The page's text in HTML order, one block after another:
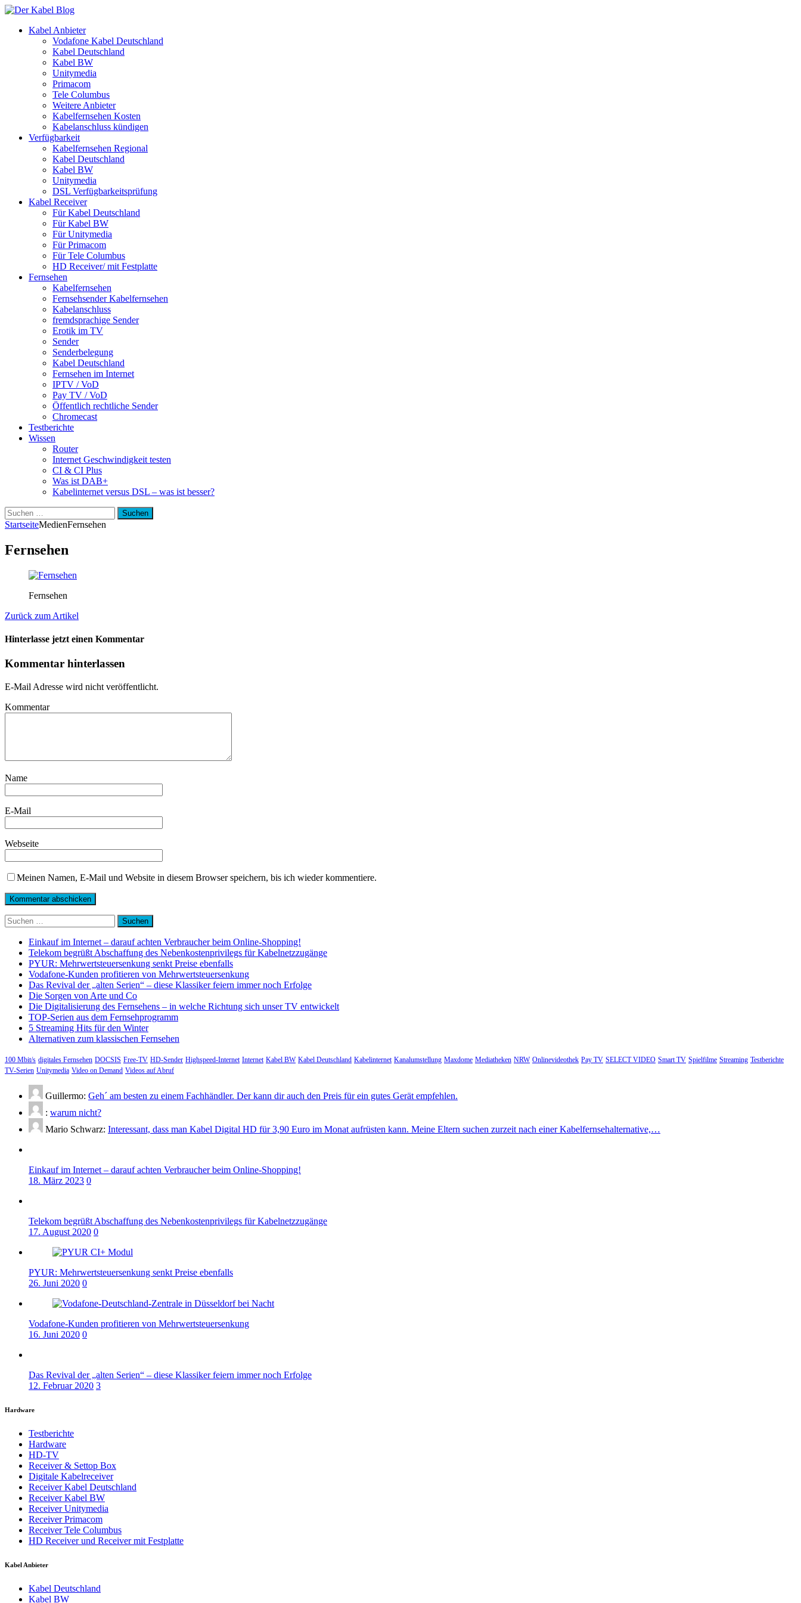
Kabel Anbieter
Vodafone Kabel Deutschland
Kabel Deutschland
Kabel BW
Unitymedia
Primacom
Tele Columbus
Weitere Anbieter
Kabelfernsehen Kosten
Kabelanschluss kündigen
Verfügbarkeit
Kabelfernsehen Regional
Kabel Deutschland
Kabel BW
Unitymedia
DSL Verfügbarkeitsprüfung
Kabel Receiver
Für Kabel Deutschland
Für Kabel BW
Für Unitymedia
Für Primacom
Für Tele Columbus
HD Receiver/ mit Festplatte
Fernsehen
Kabelfernsehen
Fernsehsender Kabelfernsehen
Kabelanschluss
fremdsprachige Sender
Erotik im TV
Sender
Senderbelegung
Kabel Deutschland
Fernsehen im Internet
IPTV / VoD
Pay TV / VoD
Öffentlich rechtliche Sender
Chromecast
Testberichte
Wissen
Router
Internet Geschwindigkeit testen
CI & CI Plus
Was ist DAB+
Kabelinternet versus DSL – was ist besser?
Suchen
nach:
StartseiteMedienFernsehen
Fernsehen
Fernsehen
Zurück zum Artikel
Hinterlasse jetzt einen Kommentar
Kommentar hinterlassen
E-Mail Adresse wird nicht veröffentlicht.
Kommentar
Name
E-Mail
Webseite
Meinen Namen, E-Mail und Website in diesem Browser speichern, bis ich wieder kommentiere.
Suchen
nach:
Einkauf im Internet – darauf achten Verbraucher beim Online-Shopping!
Telekom begrüßt Abschaffung des Nebenkostenprivilegs für Kabelnetzzugänge
PYUR: Mehrwertsteuersenkung senkt Preise ebenfalls
Vodafone-Kunden profitieren von Mehrwertsteuersenkung
Das Revival der „alten Serien“ – diese Klassiker feiern immer noch Erfolge
Die Sorgen von Arte und Co
Die Digitalisierung des Fernsehens – in welche Richtung sich unser TV entwickelt
TOP-Serien aus dem Fernsehprogramm
5 Streaming Hits für den Winter
Alternativen zum klassischen Fernsehen
100 Mbit/s digitales Fernsehen DOCSIS Free-TV HD-Sender Highspeed-Internet Internet Kabel BW Kabel Deutschland Kabelinternet Kanalumstellung Maxdome Mediatheken NRW Onlinevideothek Pay TV SELECT VIDEO Smart TV Spielfilme Streaming Testberichte
TV-Serien Unitymedia Video on Demand Videos auf Abruf
Guillermo: Geh´ am besten zu einem Fachhändler. Der kann dir auch den Preis für ein gutes Gerät empfehlen.
: warum nicht?
Mario Schwarz: Interessant, dass man Kabel Digital HD für 3,90 Euro im Monat aufrüsten kann. Meine Eltern suchen zurzeit nach einer Kabelfernsehalternative,…
Einkauf im Internet – darauf achten Verbraucher beim Online-Shopping!
18. März 2023 0
Telekom begrüßt Abschaffung des Nebenkostenprivilegs für Kabelnetzzugänge
17. August 2020 0
PYUR: Mehrwertsteuersenkung senkt Preise ebenfalls
26. Juni 2020 0
Vodafone-Kunden profitieren von Mehrwertsteuersenkung
16. Juni 2020 0
Das Revival der „alten Serien“ – diese Klassiker feiern immer noch Erfolge
12. Februar 2020 3
Hardware
Testberichte
Hardware
HD-TV
Receiver & Settop Box
Digitale Kabelreceiver
Receiver Kabel Deutschland
Receiver Kabel BW
Receiver Unitymedia
Receiver Primacom
Receiver Tele Columbus
HD Receiver und Receiver mit Festplatte
Kabel Anbieter
Kabel Deutschland
Kabel BW